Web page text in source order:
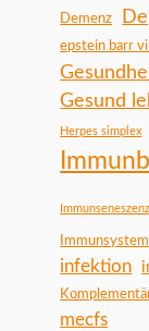
Demenz
epstein barr
Gesund
Herpes simplex
Immunseneszenz
infektion
mecfs